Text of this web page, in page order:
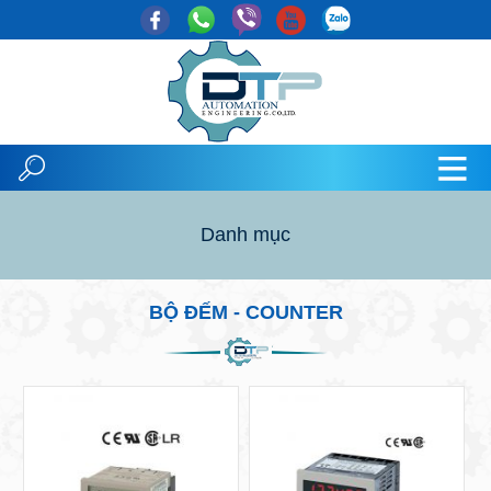
Danh mục
BỘ ĐẾM - COUNTER